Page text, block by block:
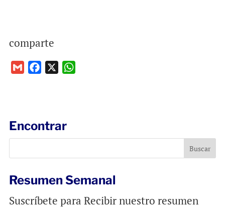
comparte
o
k
p
Encontrar
Resumen Semanal
Suscríbete para Recibir nuestro resumen